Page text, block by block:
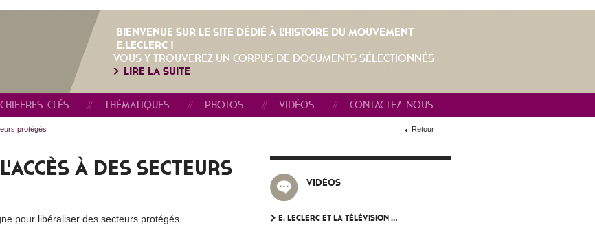
BIENVENUE SUR LE SITE DÉDIÉ À L'HISTOIRE DU MOUVEMENT
E.LECLERC !
VOUS Y TROUVEREZ UN CORPUS DE DOCUMENTS SÉLECTIONNÉS
LIRE LA SUITE
CHIFFRES-CLÉS THÉMATIQUES PHOTOS VIDÉOS CONTACTEZ-NOUS
protégés Retour
À DES SECTEURS
pour libéraliser des secteurs protégés.
VIDÉOS
E. LECLERC ET LA TÉLÉVISION ...